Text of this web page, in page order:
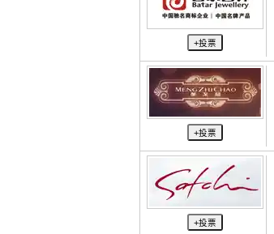
+投票
+投票
+投票